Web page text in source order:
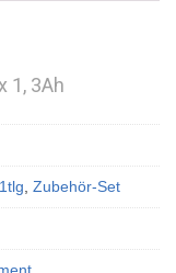
1, 3Ah
Zubehör-Set